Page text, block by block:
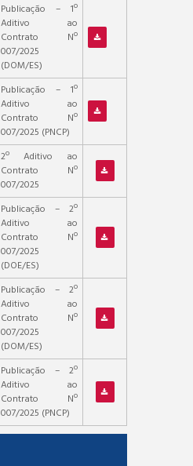
Publicação – 1º
Aditivo ao
Contrato Nº
007/2025
(DOM/ES)
Publicação – 1º
Aditivo ao
Contrato Nº
007/2025 (PNCP)
2º Aditivo ao
Contrato Nº
007/2025
Publicação – 2º
Aditivo ao
Contrato Nº
007/2025
(DOE/ES)
Publicação – 2º
Aditivo ao
Contrato Nº
007/2025
(DOM/ES)
Publicação – 2º
Aditivo ao
Contrato Nº
007/2025 (PNCP)